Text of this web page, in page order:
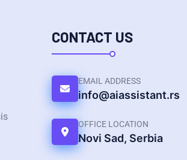
CONTACT US
EMAIL ADDRESS
info@aiassistant.rs
OFFICE LOCATION
Novi Sad, Serbia